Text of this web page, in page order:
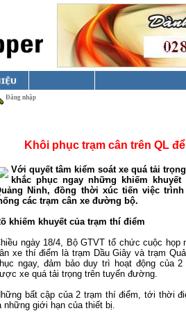
Đăng nhập
Khôi phục trạm cân trên QL
Với quyết tâm kiểm soát xe quá tải
khắc phục ngay những khiếm
Ninh, đồng thời xúc tiến việc
các trạm cân xe đường bộ.
khiếm khuyết của trạm thí điểm
ngày 18/4, Bộ GTVT tổ chức cuộc họp
xe thí điểm là trạm Dầu Giây và trạm
ngay, đảm bảo duy trì hoạt động của
xe quá tải trọng trên tuyến đường.
bất cập của 2 trạm thí điểm, tới thời
những giới hạn của thiết bị.